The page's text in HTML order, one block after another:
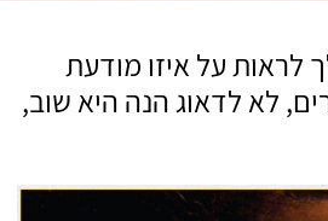
לראות על איזו מודעת
לא לדאוג הנה היא שוב,